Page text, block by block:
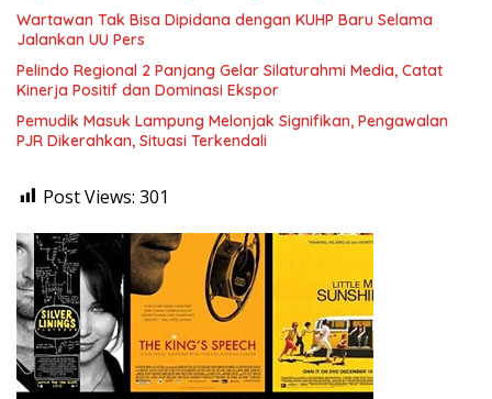
Wartawan Tak Bisa Dipidana dengan KUHP Baru Selama
Jalankan UU Pers
Pelindo Regional 2 Panjang Gelar Silaturahmi Media, Catat
Kinerja Positif dan Dominasi Ekspor
Pemudik Masuk Lampung Melonjak Signifikan, Pengawalan
PJR Dikerahkan, Situasi Terkendali
Post Views: 301